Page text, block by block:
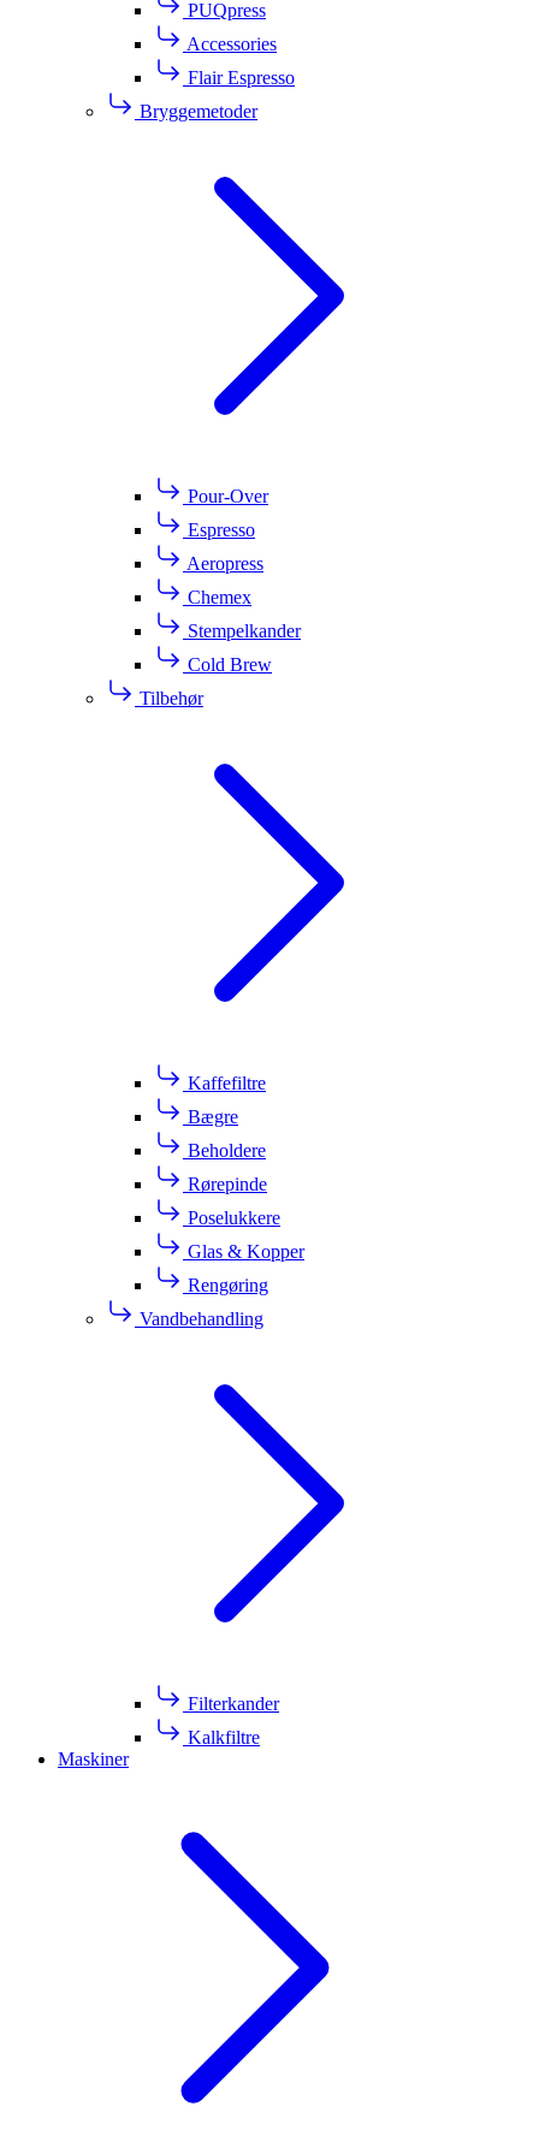
PUQpress
Accessories
Flair Espresso
Bryggemetoder
Pour-Over
Espresso
Aeropress
Chemex
Stempelkander
Cold Brew
Tilbehør
Kaffefiltre
Bægre
Beholdere
Rørepinde
Poselukkere
Glas & Kopper
Rengøring
Vandbehandling
Filterkander
Kalkfiltre
Maskiner